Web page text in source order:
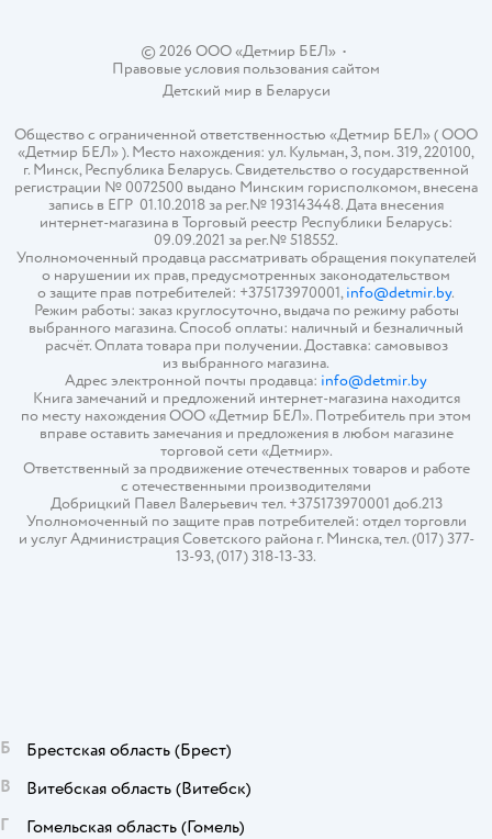
© 2026 ООО «Детмир БЕЛ»•
Правовые условия пользования сайтом
Детский мир в Беларуси
Общество с ограниченной ответственностью «Детмир БЕЛ» ( ООО
«Детмир БЕЛ» ). Место нахождения: ул. Кульман, 3, пом. 319, 220100,
г. Минск, Республика Беларусь. Свидетельство о государственной
регистрации № 0072500 выдано Минским горисполкомом, внесена
запись в ЕГР 01.10.2018 за рег.№ 193143448. Дата внесения
интернет-магазина в Торговый реестр Республики Беларусь:
09.09.2021 за рег.№ 518552.
Уполномоченный продавца рассматривать обращения покупателей
о нарушении их прав, предусмотренных законодательством
о защите прав потребителей: +375173970001,info@detmir.by.
Режим работы: заказ круглосуточно, выдача по режиму работы
выбранного магазина. Способ оплаты: наличный и безналичный
расчёт. Оплата товара при получении. Доставка: самовывоз
из выбранного магазина.
Адрес электронной почты продавца: info@detmir.by
Книга замечаний и предложений интернет-магазина находится
по месту нахождения ООО «Детмир БЕЛ». Потребитель при этом
вправе оставить замечания и предложения в любом магазине
торговой сети «Детмир».
Ответственный за продвижение отечественных товаров и работе
с отечественными производителями
Добрицкий Павел Валерьевич тел. +375173970001 доб.213
Уполномоченный по защите прав потребителей: отдел торговли
и услуг Администрация Советского района г. Минска, тел. (017) 377-
13-93, (017) 318-13-33.
Б Брестская область (Брест)
В
Витебская область (Витебск)
Г
Гомельская область (Гомель)